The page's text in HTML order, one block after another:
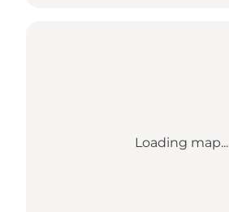
Loading map...